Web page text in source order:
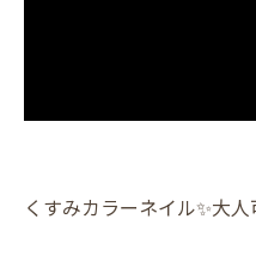
くすみカラーネイル✨大